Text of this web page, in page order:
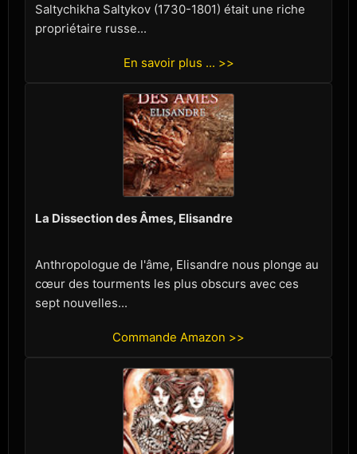
Saltychikha Saltykov (1730-1801) était une riche
propriétaire russe...
En savoir plus ... >>
La Dissection des Âmes, Elisandre
Anthropologue de l'âme, Elisandre nous plonge au
cœur des tourments les plus obscurs avec ces
sept nouvelles...
Commande Amazon >>